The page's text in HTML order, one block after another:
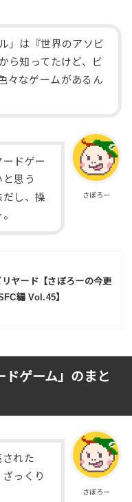
」は『世界のアソビ
ら知ってたけど、ビ
々なゲームがあるん
さぼろー
ドゲー
思う
だし、操
リヤード【さぼろーの今更
編 Vol.45】
ゲーム」のまと
さぼろー
れた
っくり